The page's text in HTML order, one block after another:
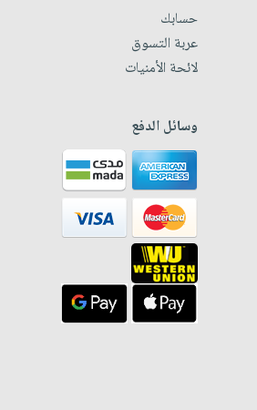
حسابك
عربة التسوق
لائحة الأمنيات
وسائل الدفع